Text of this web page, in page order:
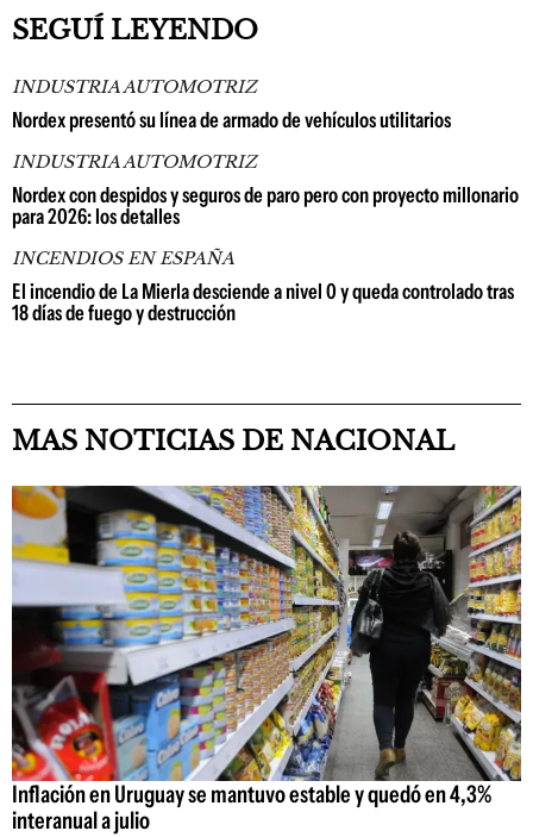
SEGUÍ LEYENDO
INDUSTRIA AUTOMOTRIZ
Nordex presentó su línea de armado de vehículos utilitarios
INDUSTRIA AUTOMOTRIZ
Nordex con despidos y seguros de paro pero con proyecto millonario
para 2026: los detalles
INCENDIOS EN ESPAÑA
El incendio de La Mierla desciende a nivel 0 y queda controlado tras
18 días de fuego y destrucción
MAS NOTICIAS DE NACIONAL
Inflación en Uruguay se mantuvo estable y quedó en 4,3%
interanual a julio